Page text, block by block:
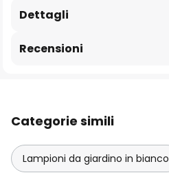
Dettagli
Recensioni
Categorie simili
Lampioni da giardino in bianco